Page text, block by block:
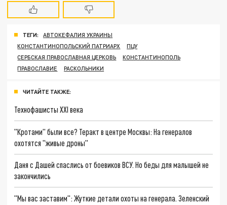
ТЕГИ:
АВТОКЕФАЛИЯ УКРАИНЫ
КОНСТАНТИНОПОЛЬСКИЙ ПАТРИАРХ
ПЦУ
СЕРБСКАЯ ПРАВОСЛАВНАЯ ЦЕРКОВЬ
КОНСТАНТИНОПОЛЬ
ПРАВОСЛАВИЕ
РАСКОЛЬНИКИ
ЧИТАЙТЕ ТАКЖЕ:
Технофашисты XXI века
"Кротами" были все? Теракт в центре Москвы: На генералов
охотятся "живые дроны"
Даня с Дашей спаслись от боевиков ВСУ. Но беды для малышей не
закончились
"Мы вас заставим": Жуткие детали охоты на генерала. Зеленский